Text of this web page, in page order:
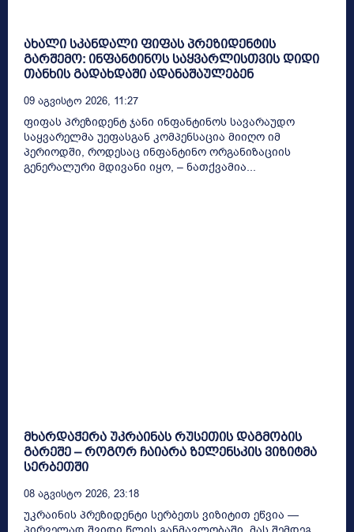
ახალი სკანდალი ფიფას პრეზიდენტის
გარშემო: ინფანტინოს საყვარლისთვის დიდი
თანხის გადახდაში ადანაშაულებენ
09 Აგვისტო 2026, 11:27
ფიფას პრეზიდენტ ჯანი ინფანტინოს სავარაუდო
საყვარელმა უეფასგან კომპენსაცია მიიღო იმ
პერიოდში, როდესაც ინფანტინო ორგანიზაციის
გენერალური მდივანი იყო, – ნათქვამია...
მხარდაჭერა უკრაინას რუსეთის დაგმობის
გარეშე – როგორ ჩაიარა ზელენსკის ვიზიტმა
სერბეთში
08 Აგვისტო 2026, 23:18
უკრაინის პრეზიდენტი სერბეთს ვიზიტით ეწვია —